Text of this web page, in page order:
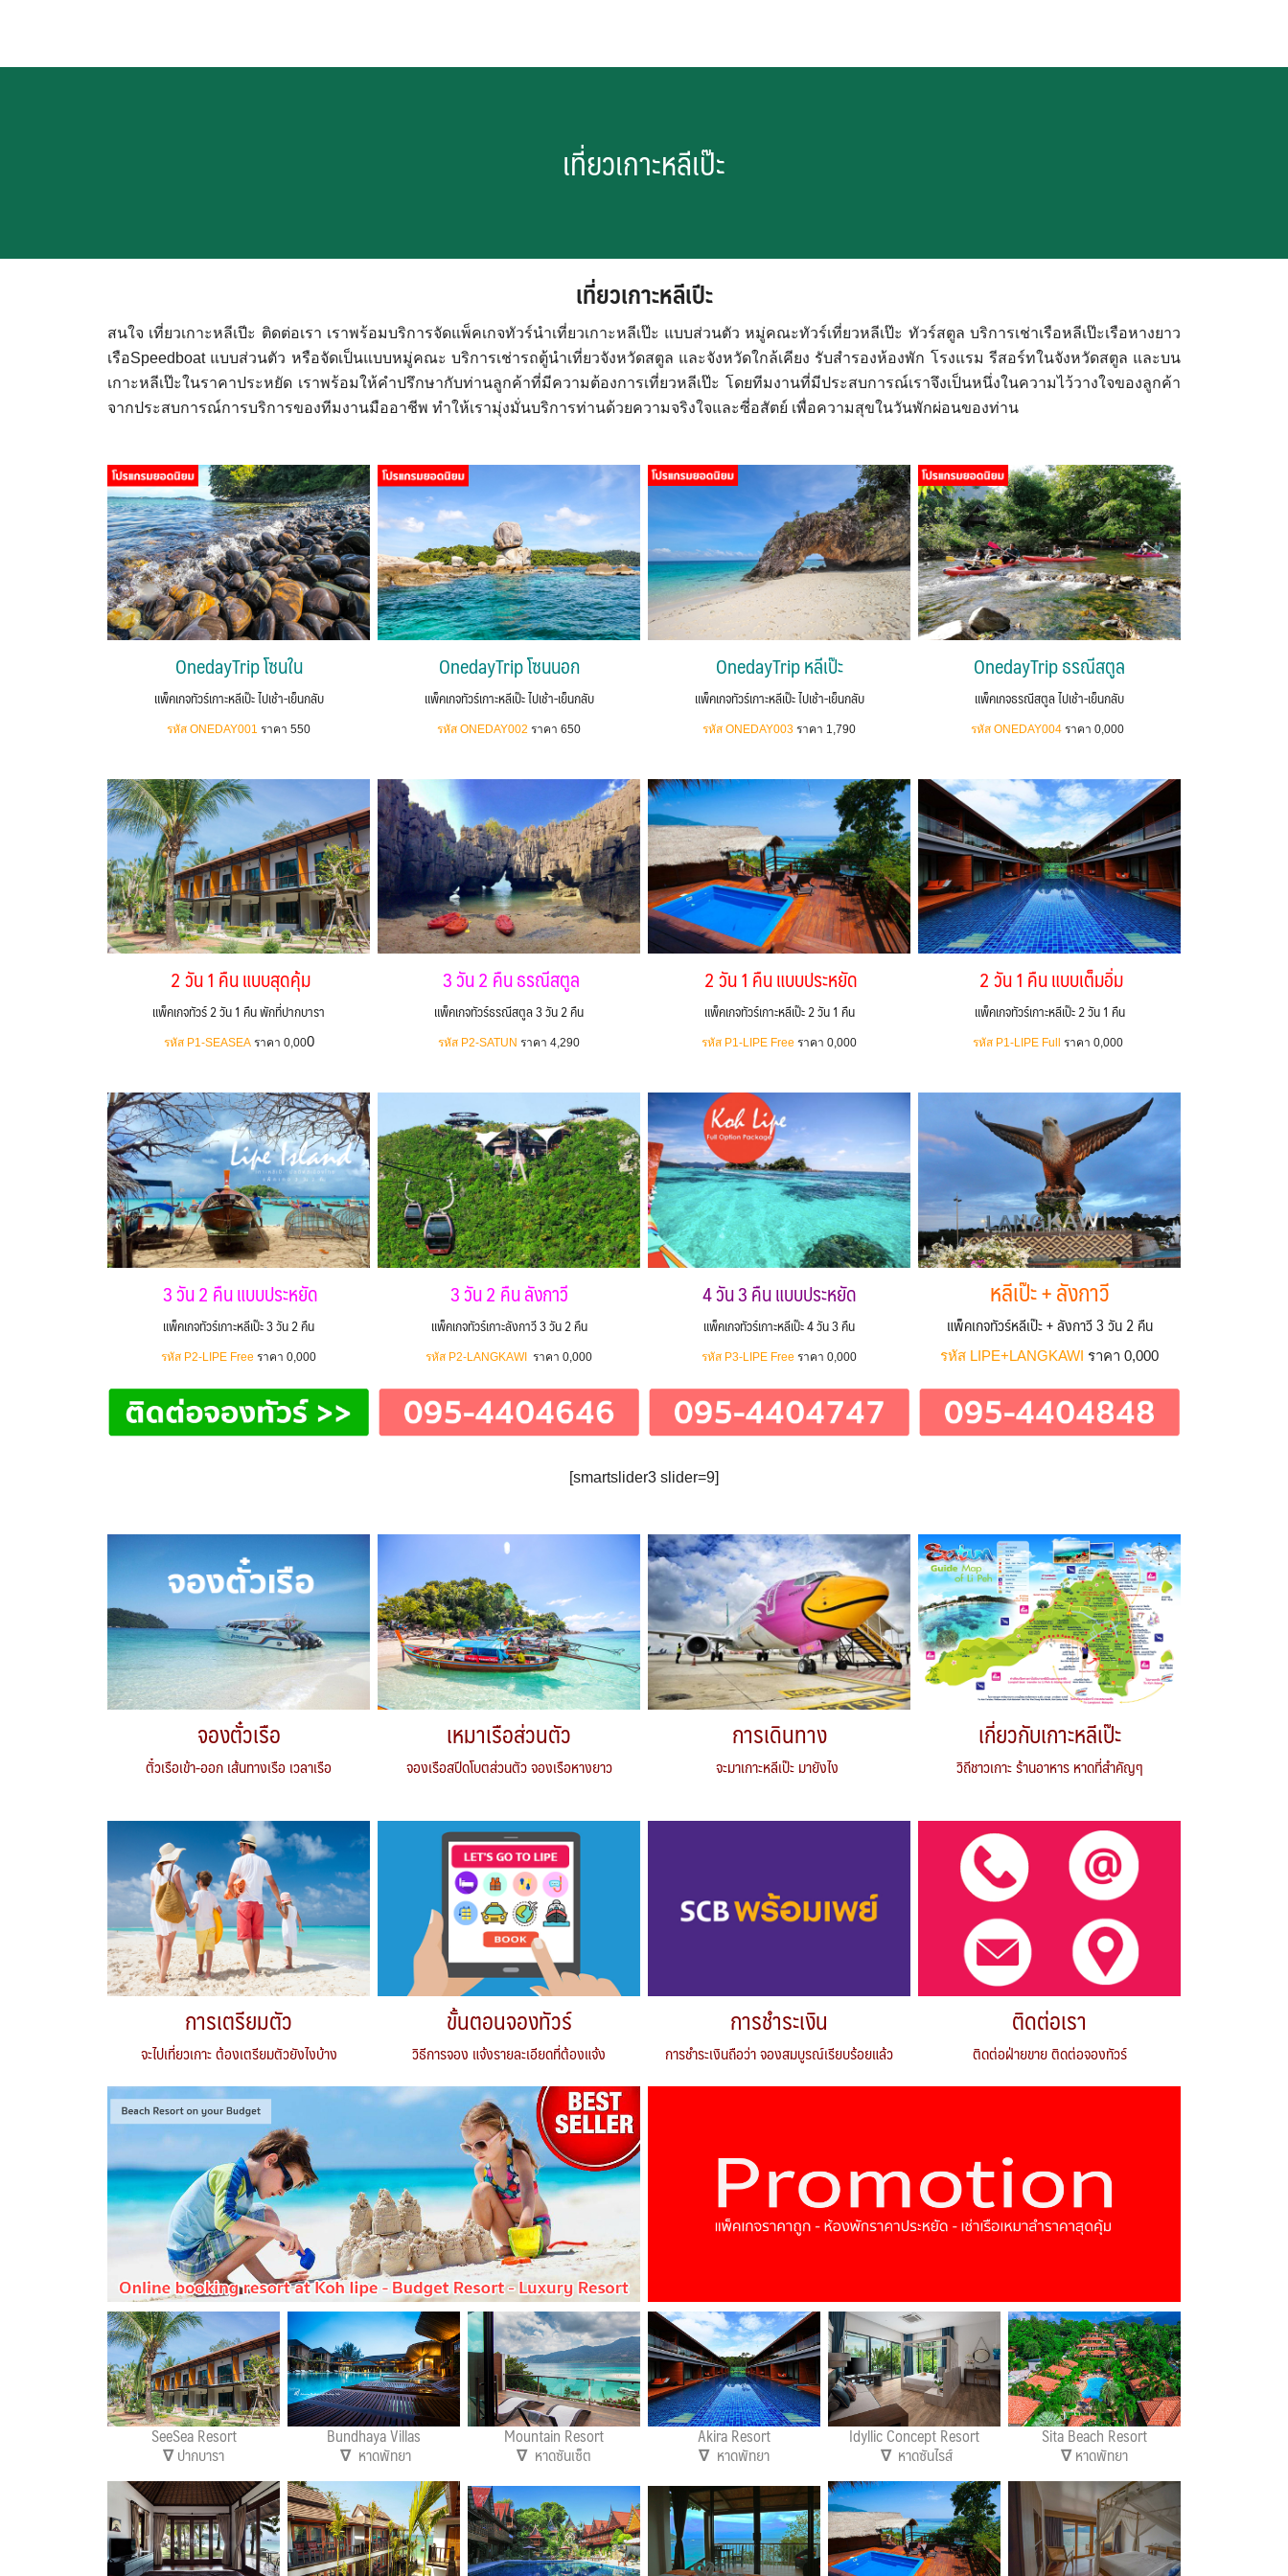
Search
for:
เที่ยวเกาะหลีเป๊ะ
เที่ยวเกาะหลีเปีะ
สนใจ เที่ยวเกาะหลีเปีะ ติดต่อเรา เราพร้อมบริการจัดแพ็คเกจทัวร์นำเที่ยวเกาะหลีเป๊ะ แบบส่วนตัว หมู่คณะทัวร์เที่ยวหลีเป๊ะ ทัวร์สตูล บริการเช่าเรือหลีเป๊ะเรือหางยาว
เรือSpeedboat แบบส่วนตัว หรือจัดเป็นแบบหมู่คณะ บริการเช่ารถตู้นำเที่ยวจังหวัดสตูล และจังหวัดใกล้เคียง รับสำรองห้องพัก โรงแรม รีสอร์ทในจังหวัดสตูล และบน
เกาะหลีเป๊ะในราคาประหยัด เราพร้อมให้คำปรึกษากับท่านลูกค้าที่มีความต้องการเที่ยวหลีเป๊ะ โดยทีมงานที่มีประสบการณ์เราจึงเป็นหนึ่งในความไว้วางใจของลูกค้า
จากประสบการณ์การบริการของทีมงานมืออาชีพ ทำให้เรามุ่งมั่นบริการท่านด้วยความจริงใจและซี่อสัตย์ เพื่อความสุขในวันพักผ่อนของท่าน
OnedayTrip โซนใน
แพ็คเกจทัวร์เกาะหลีเป๊ะ ไปเช้า-เย็นกลับ
รหัส ONEDAY001 ราคา 550
OnedayTrip โซนนอก
แพ็คเกจทัวร์เกาะหลีเป๊ะ ไปเช้า-เย็นกลับ
รหัส ONEDAY002 ราคา 650
OnedayTrip หลีเป๊ะ
แพ็คเกจทัวร์เกาะหลีเป๊ะ ไปเช้า-เย็นกลับ
รหัส ONEDAY003 ราคา 1,790
OnedayTrip ธรณีสตูล
แพ็คเกจธรณีสตูล ไปเช้า-เย็นกลับ
รหัส ONEDAY004 ราคา 0,000
2 วัน 1 คืน แบบสุดคุ้ม
แพ็คเกจทัวร์ 2 วัน 1 คืน พักที่ปากบารา
รหัส P1-SEASEA ราคา 0,000
3 วัน 2 คืน ธรณีสตูล
แพ็คเกจทัวร์ธรณีสตูล 3 วัน 2 คืน
รหัส P2-SATUN ราคา 4,290
2 วัน 1 คืน แบบประหยัด
แพ็คเกจทัวร์เกาะหลีเป๊ะ 2 วัน 1 คืน
รหัส P1-LIPE Free ราคา 0,000
2 วัน 1 คืน แบบเต็มอิ่ม
แพ็คเกจทัวร์เกาะหลีเป๊ะ 2 วัน 1 คืน
รหัส P1-LIPE Full ราคา 0,000
3 วัน 2 คืน แบบประหยัด
แพ็คเกจทัวร์เกาะหลีเป๊ะ 3 วัน 2 คืน
รหัส P2-LIPE Free ราคา 0,000
3 วัน 2 คืน ลังกาวี
แพ็คเกจทัวร์เกาะลังกาวี 3 วัน 2 คืน
รหัส P2-LANGKAWI ราคา 0,000
4 วัน 3 คืน แบบประหยัด
แพ็คเกจทัวร์เกาะหลีเป๊ะ 4 วัน 3 คืน
รหัส P3-LIPE Free ราคา 0,000
หลีเป๊ะ + ลังกาวี
แพ็คเกจทัวร์หลีเป๊ะ + ลังกาวี 3 วัน 2 คืน
รหัส LIPE+LANGKAWI ราคา 0,000
[smartslider3 slider=9]
จองตั๋วเรือ
ตั๋วเรือเข้า-ออก เส้นทางเรือ เวลาเรือ
เหมาเรือส่วนตัว
จองเรือสปีดโบตส่วนตัว จองเรือหางยาว
การเดินทาง
จะมาเกาะหลีเป๊ะ มายังไง
เกี่ยวกับเกาะหลีเป๊ะ
วิถีชาวเกาะ ร้านอาหาร หาดที่สำคัญๆ
การเตรียมตัว
จะไปเที่ยวเกาะ ต้องเตรียมตัวยังไงบ้าง
ขั้นตอนจองทัวร์
วิธีการจอง แจ้งรายละเอียดที่ต้องแจ้ง
การชำระเงิน
การชำระเงินถือว่า จองสมบูรณ์เรียบร้อยแล้ว
ติดต่อเรา
ติดต่อฝ่ายขาย ติดต่อจองทัวร์
SeeSea Resort
∇ปากบารา
Bundhaya Villas
∇หาดพัทยา
Mountain Resort
∇หาดซันเซ็ต
Akira Resort
∇หาดพัทยา
Idyllic Concept Resort
∇ หาดซันไรส์
Sita Beach Resort
∇หาดพัทยา